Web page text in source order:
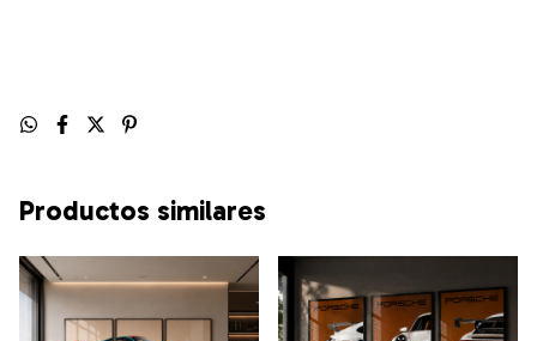
Productos similares